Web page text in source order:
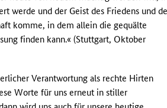
werde und der Geist des Friedens und
komme, in dem allein die gequälte
finden kann.« (Stuttgart, Oktober
Verantwortung als rechte Hirten
Worte für uns erneut in stiller